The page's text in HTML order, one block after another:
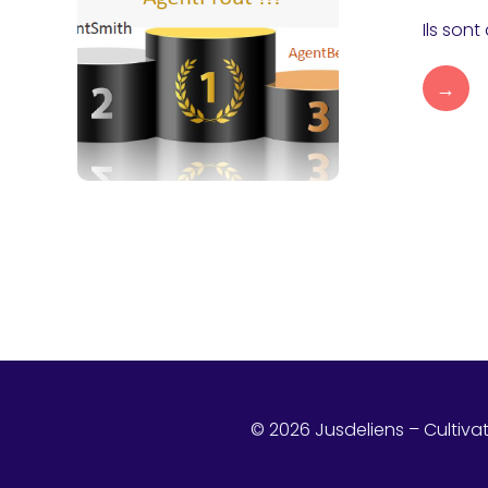
Ils sont
→
© 2026 Jusdeliens –